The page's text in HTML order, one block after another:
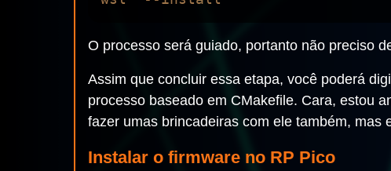
O processo será guiado, portanto não preciso
Assim que concluir essa etapa, você poderá
processo baseado em CMakefile. Cara, estou
fazer umas brincadeiras com ele também, mas
Instalar o firmware no RP Pico